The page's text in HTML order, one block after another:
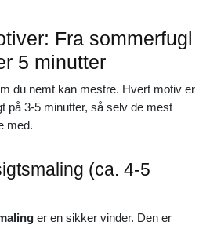
Fra sommerfugl
5 minutter
du nemt kan mestre. Hvert motiv er
3-5 minutter, så selv de mest
med.
(ca. 4-5
er en sikker vinder. Den er